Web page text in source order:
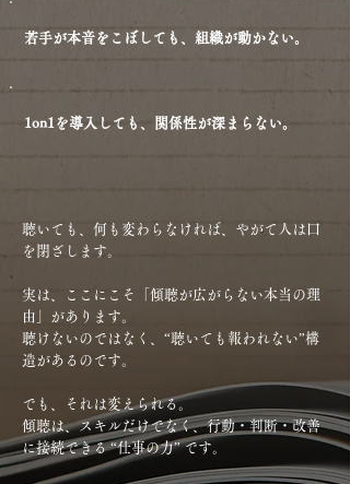
若手が本音をこぼしても、組織が動かない。
1on1を導入しても、関係性が深まらない。
聴いても、何も変わらなければ、やがて人は口
を閉ざします。
実は、ここにこそ「傾聴が広がらない本当の理
由」があります。
聴けないのではなく、“聴いても報われない”構
造があるのです。
でも、それは変えられる。
傾聴は、スキルだけでなく、行動・判断・改善
に接続できる “仕事の力” です。